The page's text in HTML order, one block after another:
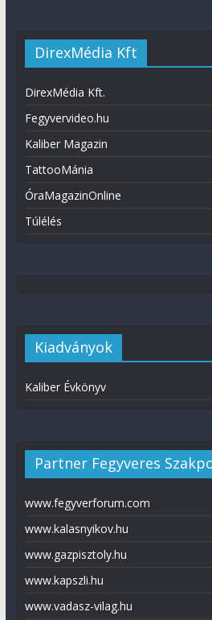
DirexMédia Kft
DirexMédia Kft.
Fegyvervideo.hu
Kaliber Magazin
TattooMánia
ÓraMagazinOnline
Túlélés
Kiadványok
Kaliber Évkönyv
Partner Fegyveres
www.fegyverforum.com
www.kalasnyikov.hu
www.gazpisztoly.hu
www.kapszli.hu
www.vadasz-vilag.hu